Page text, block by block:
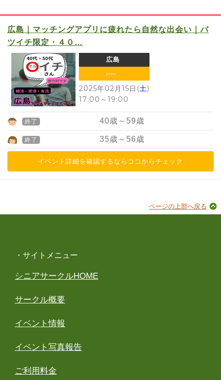
広島｜マッチングアプリに疲れたら自然な出会い｜バ
ツイチ限定・４０…
広島
----
2025年02月15日(土)
17:00 ～ 19:00
終了 40歳～ 59歳
終了 35歳～ 56歳
イベント詳細を確認するならココからチェック
ページの上部へ戻る
・サイトメニュー
シニアサークルHOME
サークル概要
イベント情報
イベント写真報告
ご利用料金